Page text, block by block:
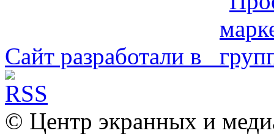
Сайт разработали в
© Центр экранных и